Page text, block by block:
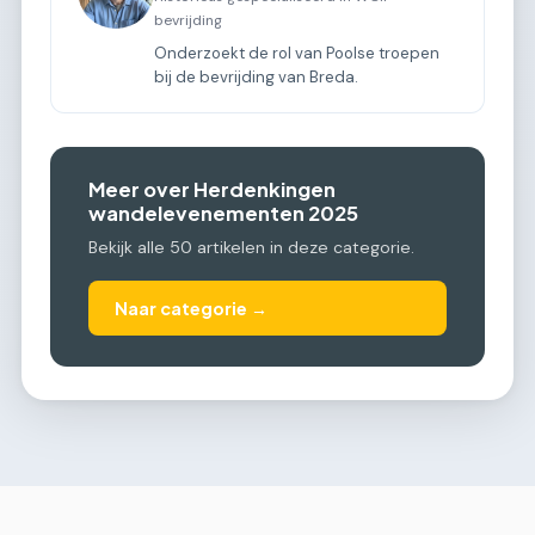
bevrijding
Onderzoekt de rol van Poolse troepen
bij de bevrijding van Breda.
Meer over Herdenkingen
wandelevenementen 2025
Bekijk alle 50 artikelen in deze categorie.
Naar categorie →